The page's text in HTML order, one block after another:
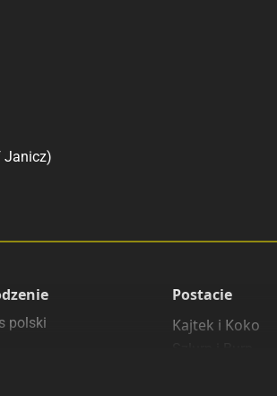
Janicz)
polski
Postacie
Kajtek i Koko